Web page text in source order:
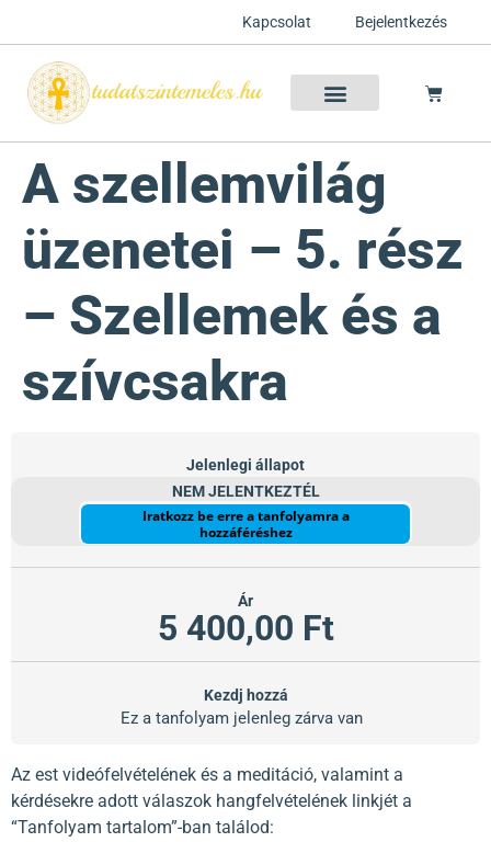
Kapcsolat Bejelentkezés
A szellemvilág
üzenetei – 5. rész
– Szellemek és a
szívcsakra
Jelenlegi állapot
NEM JELENTKEZTÉL
Iratkozz be erre a tanfolyamra a
hozzáféréshez
Ár
5 400,00 Ft
Kezdj hozzá
Ez a tanfolyam jelenleg zárva van
Az est videófelvételének és a meditáció, valamint a
kérdésekre adott válaszok hangfelvételének linkjét a
“Tanfolyam tartalom”-ban találod: